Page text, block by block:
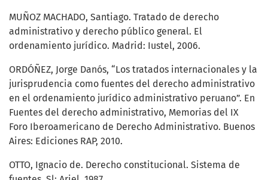
MUÑOZ MACHADO, Santiago. Tratado de derecho
administrativo y derecho público general. El
ordenamiento jurídico. Madrid: Iustel, 2006.
ORDÓÑEZ, Jorge Danós, “Los tratados internacionales y la
jurisprudencia como fuentes del derecho administrativo
en el ordenamiento jurídico administrativo peruano”. En
Fuentes del derecho administrativo, Memorias del IX
Foro Iberoamericano de Derecho Administrativo. Buenos
Aires: Ediciones RAP, 2010.
OTTO, Ignacio de. Derecho constitucional. Sistema de